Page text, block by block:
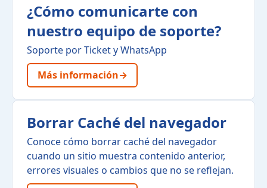
¿Cómo comunicarte con
nuestro equipo de soporte?
Soporte por Ticket y WhatsApp
Más información→
Borrar Caché del navegador
Conoce cómo borrar caché del navegador
cuando un sitio muestra contenido anterior,
errores visuales o cambios que no se reflejan.